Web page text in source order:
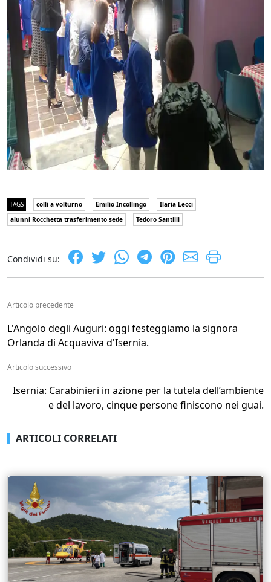
TAGS colli a volturno Emilio Incollingo
Ilaria Lecci
alunni Rocchetta trasferimento sede
Tedoro Santilli
Condividi su:
Articolo precedente
L'Angolo degli Auguri: oggi festeggiamo la signora
Orlanda di Acquaviva d'Isernia.
Articolo successivo
Isernia: Carabinieri in azione per la tutela dell’ambiente
e del lavoro, cinque persone finiscono nei guai.
ARTICOLI CORRELATI